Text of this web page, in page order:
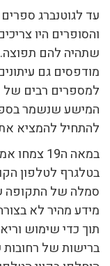
עד לגוטנברג
והסופרים היו
שתהיה להם
מודפסים גם
למספרים רבים של
המישע שנשמר
להתחיל להמציא
במאה ה19
בטלגרף לטלפון
סמלה של התקופה
מידע מהיר לא
תוך כדי שימוש
ברישות של